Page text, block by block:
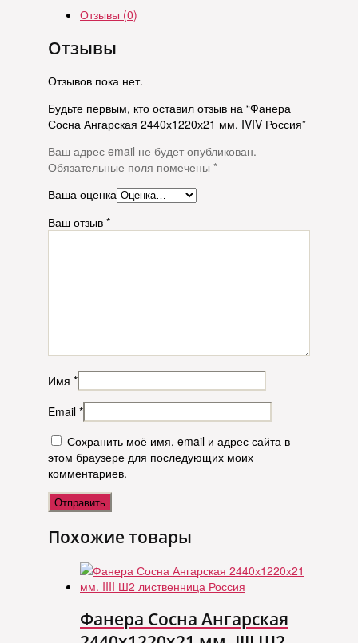
Отзывы (0)
Отзывы
Отзывов пока нет.
Будьте первым, кто оставил отзыв на “Фанера
Сосна Ангарская 2440х1220х21 мм. IVIV Россия”
Ваш адрес email не будет опубликован.
Обязательные поля помечены *
Ваша оценка
Ваш отзыв *
Имя *
Email *
Сохранить моё имя, email и адрес сайта в
этом браузере для последующих моих
комментариев.
Похожие товары
Фанера Сосна Ангарская